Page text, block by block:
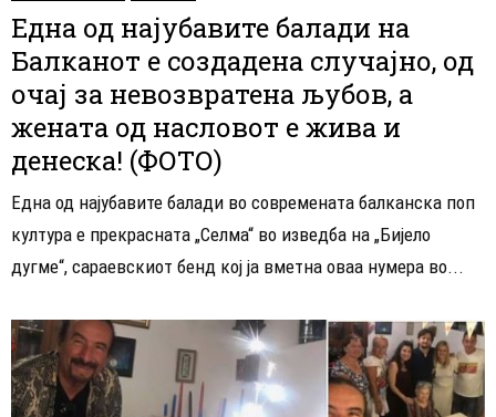
Една од најубавите балади на
Балканот е создадена случајно, од
очај за невозвратена љубов, а
жената од насловот е жива и
денеска! (ФОТО)
Една од најубавите балади во современата балканска поп
култура е прекрасната „Селма“ во изведба на „Бијело
дугме“, сараевскиот бенд кој ја вметна оваа нумера во...